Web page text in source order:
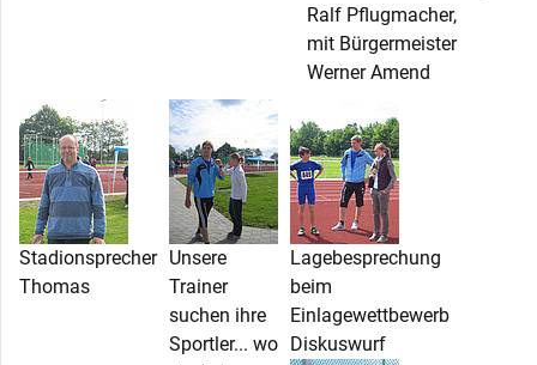
Ralf Pflugmacher,
mit Bürgermeister
Werner Amend
Stadionsprecher
Thomas
Unsere
Trainer
suchen ihre
Sportler... wo
Lagebesprechung
beim
Einlagewettbewerb
Diskuswurf